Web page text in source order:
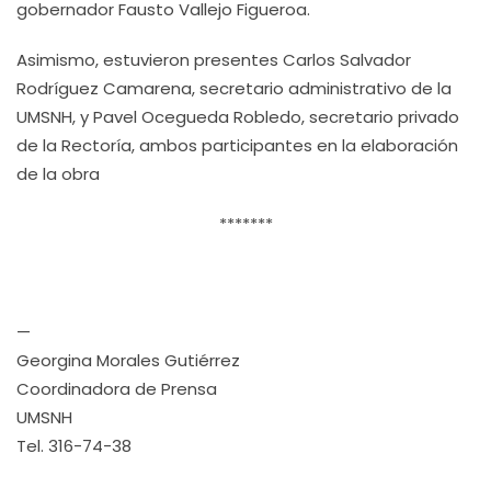
gobernador Fausto Vallejo Figueroa.
Asimismo, estuvieron presentes Carlos Salvador
Rodríguez Camarena, secretario administrativo de la
UMSNH, y Pavel Ocegueda Robledo, secretario privado
de la Rectoría, ambos participantes en la elaboración
de la obra
*******
—
Georgina Morales Gutiérrez
Coordinadora de Prensa
UMSNH
Tel. 316-74-38